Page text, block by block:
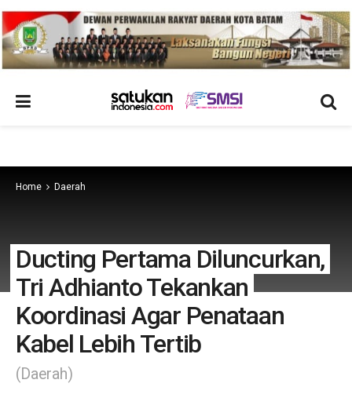
Home Daerah
Ducting Pertama Diluncurkan,
Tri Adhianto Tekankan
Koordinasi Agar Penataan
Kabel Lebih Tertib
(Daerah)